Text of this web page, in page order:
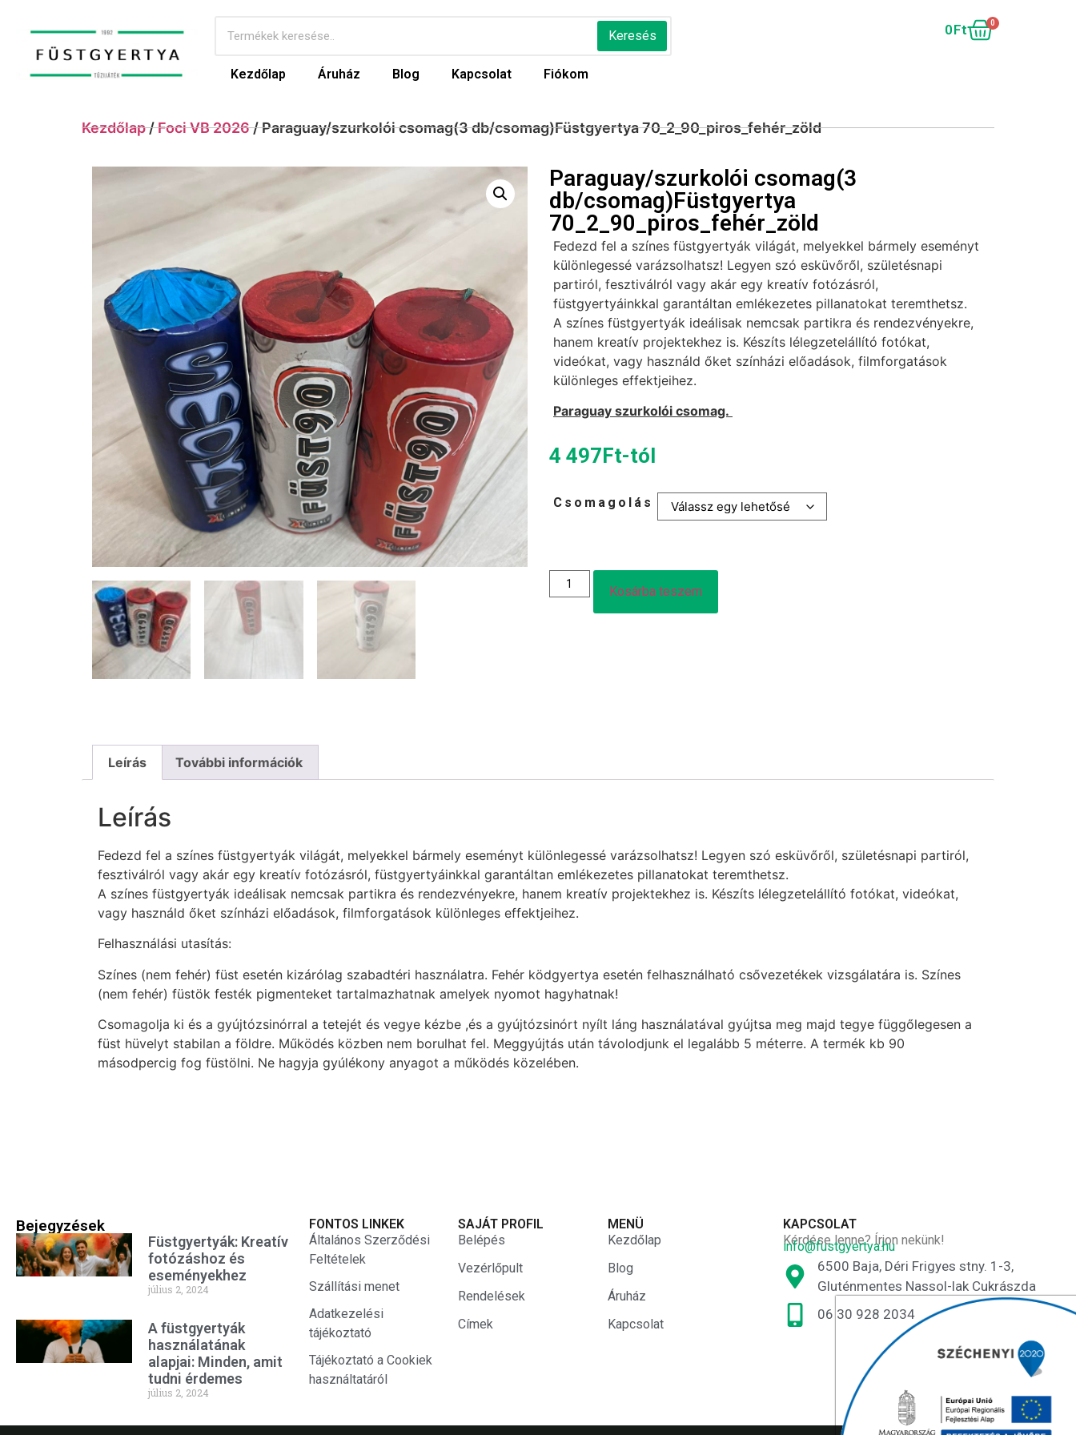
Keresés
Kezdőlap Áruház Blog Kapcsolat Fiókom
0Ft 0
Kezdőlap/Foci VB 2026/ Paraguay/szurkolói csomag(3 db/csomag)Füstgyertya 70_2_90_piros_fehér_zöld
Paraguay/szurkolói csomag(3
db/csomag)Füstgyertya
70_2_90_piros_fehér_zöld
Fedezd fel a színes füstgyertyák világát, melyekkel bármely eseményt
különlegessé varázsolhatsz! Legyen szó esküvőről, születésnapi
partiról, fesztiválról vagy akár egy kreatív fotózásról,
füstgyertyáinkkal garantáltan emlékezetes pillanatokat teremthetsz.
A színes füstgyertyák ideálisak nemcsak partikra és rendezvényekre,
hanem kreatív projektekhez is. Készíts lélegzetelállító fotókat,
videókat, vagy használd őket színházi előadások, filmforgatások
különleges effektjeihez.
Paraguay szurkolói csomag.
4 497Ft-tól
Csomagolás
Kosárba teszem
Leírás További információk
Leírás
Fedezd fel a színes füstgyertyák világát, melyekkel bármely eseményt különlegessé varázsolhatsz! Legyen szó esküvőről, születésnapi partiról,
fesztiválról vagy akár egy kreatív fotózásról, füstgyertyáinkkal garantáltan emlékezetes pillanatokat teremthetsz.
A színes füstgyertyák ideálisak nemcsak partikra és rendezvényekre, hanem kreatív projektekhez is. Készíts lélegzetelállító fotókat, videókat,
vagy használd őket színházi előadások, filmforgatások különleges effektjeihez.
Felhasználási utasítás:
Színes (nem fehér) füst esetén kizárólag szabadtéri használatra. Fehér ködgyertya esetén felhasználható csővezetékek vizsgálatára is. Színes
(nem fehér) füstök festék pigmenteket tartalmazhatnak amelyek nyomot hagyhatnak!
Csomagolja ki és a gyújtózsinórral a tetejét és vegye kézbe ,és a gyújtózsinórt nyílt láng használatával gyújtsa meg majd tegye függőlegesen a
füst hüvelyt stabilan a földre. Működés közben nem borulhat fel. Meggyújtás után távolodjunk el legalább 5 méterre. A termék kb 90
másodpercig fog füstölni. Ne hagyja gyúlékony anyagot a működés közelében.
Bejegyzések
Füstgyertyák: Kreatív
fotózáshoz és
eseményekhez
július 2, 2024
A füstgyertyák
használatának
alapjai: Minden, amit
tudni érdemes
július 2, 2024
FONTOS LINKEK
Általános Szerződési
Feltételek
Szállítási menet
Adatkezelési
tájékoztató
Tájékoztató a Cookiek
használtatáról
SAJÁT PROFIL
Belépés
Vezérlőpult
Rendelések
Címek
MENÜ
Kezdőlap
Blog
Áruház
Kapcsolat
KAPCSOLAT
Kérdése lenne? Írjon nekünk!
info@fustgyertya.hu
6500 Baja, Déri Frigyes stny. 1-3,
Gluténmentes Nassol-lak Cukrászda
06 30 928 2034